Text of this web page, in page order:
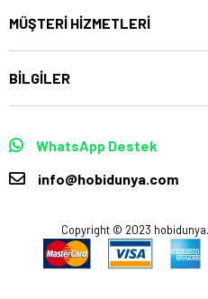
MÜŞTERİ HİZMETLERİ
BİLGİLER
WhatsApp Destek
info@hobidunya.com
Copyright © 2023